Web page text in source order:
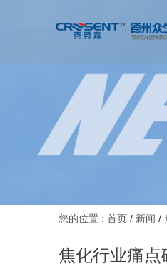
您的位置 : 首页 / 新闻 /
焦化行业痛点